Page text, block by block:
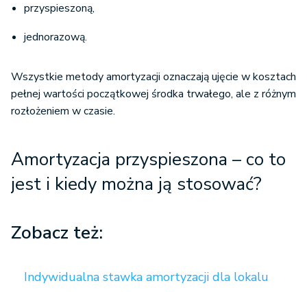
przyspieszoną,
jednorazową.
Wszystkie metody amortyzacji oznaczają ujęcie w kosztach
pełnej wartości początkowej środka trwałego, ale z różnym
rozłożeniem w czasie.
Amortyzacja przyspieszona – co to
jest i kiedy można ją stosować?
Zobacz też:
Indywidualna stawka amortyzacji dla lokalu